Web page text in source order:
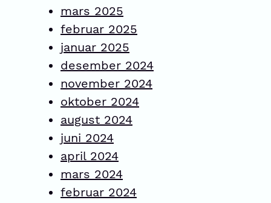
mars 2025
februar 2025
januar 2025
desember 2024
november 2024
oktober 2024
august 2024
juni 2024
april 2024
mars 2024
februar 2024